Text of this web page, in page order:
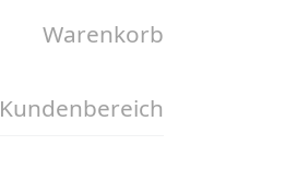
Warenkorb
Kundenbereich